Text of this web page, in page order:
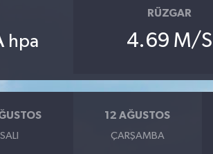
hpa
RÜZGAR
4.69 M/S
SALI
12 AĞUSTOS
ÇARŞAMBA